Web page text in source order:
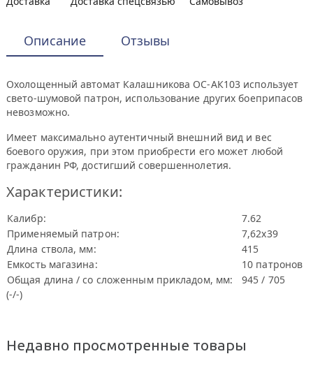
Описание Отзывы
Охолощенный автомат Калашникова ОС-АК103 использует
свето-шумовой патрон, использование других боеприпасов
невозможно.
Имеет максимально аутентичный внешний вид и вес
боевого оружия, при этом приобрести его может любой
гражданин РФ, достигший совершеннолетия.
Характеристики:
Калибр:
7.62
Применяемый патрон:
7,62x39
Длина ствола, мм:
415
Емкость магазина:
10 патронов
Общая длина / со сложенным прикладом, мм:
945 / 705
(-/-)
Недавно просмотренные товары